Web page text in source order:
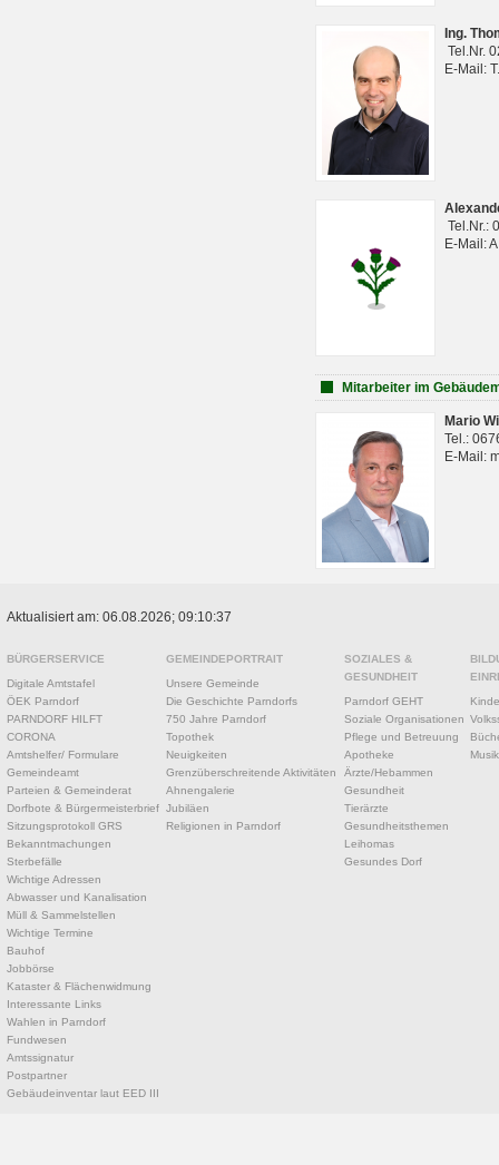
Ing.
Tel.Nr.
E-Mail:
Tel.Nr.:
E-Mail:
Mitarbeiter im
Mario
Tel.:
E-Mail:
Aktualisiert am: 06.08.2026; 09:10:37
BÜRGERSERVICE
Digitale Amtstafel
ÖEK Parndorf
PARNDORF HILFT
CORONA
Amtshelfer/ Formulare
Gemeindeamt
Parteien & Gemeinderat
Dorfbote & Bürgermeisterbrief
Sitzungsprotokoll GRS
Bekanntmachungen
Sterbefälle
Wichtige Adressen
Abwasser und Kanalisation
Müll & Sammelstellen
Wichtige Termine
Bauhof
Jobbörse
Kataster & Flächenwidmung
Interessante Links
Wahlen in Parndorf
Fundwesen
Amtssignatur
Postpartner
Gebäudeinventar laut EED III
GEMEINDEPORTRAIT
Unsere Gemeinde
Die Geschichte Parndorfs
750 Jahre Parndorf
Topothek
Neuigkeiten
Grenzüberschreitende Aktivitäten
Ahnengalerie
Jubiläen
Religionen in Parndorf
SOZIALES &
GESUNDHEIT
Parndorf GEHT
Soziale Organisationen
Pflege und Betreuung
Apotheke
Ärzte/Hebammen
Gesundheit
Tierärzte
Gesundheitsthemen
Leihomas
Gesundes Dorf